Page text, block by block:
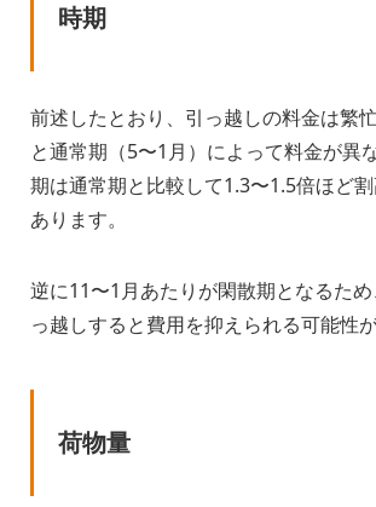
時期
前述したとおり、引っ越しの料金は繁
と通常期（5〜1月）によって料金が異
期は通常期と比較して1.3〜1.5倍ほど
あります。
逆に11〜1月あたりが閑散期となるた
っ越しすると費用を抑えられる可能性が
荷物量